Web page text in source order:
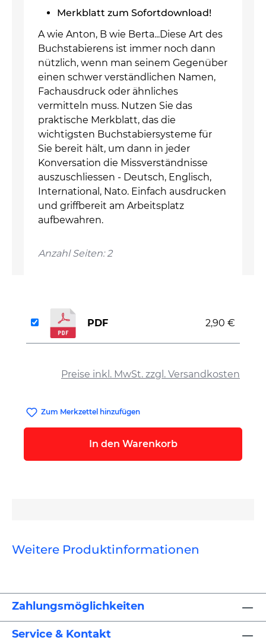
Merkblatt zum Sofortdownload!
A wie Anton, B wie Berta...Diese Art des
Buchstabierens ist immer noch dann
nützlich, wenn man seinem Gegenüber
einen schwer verständlichen Namen,
Fachausdruck oder ähnliches
vermitteln muss. Nutzen Sie das
praktische Merkblatt, das die
wichtigsten Buchstabiersysteme für
Sie bereit hält, um dann in jeder
Konversation die Missverständnisse
auszuschliessen - Deutsch, Englisch,
International, Nato. Einfach ausdrucken
und griffbereit am Arbeitsplatz
aufbewahren.
Anzahl Seiten: 2
Preise inkl. MwSt. zzgl. Versandkosten
PDF 2,90 €
Zum Merkzettel hinzufügen
In den Warenkorb
Weitere Produktinformationen
Zahlungsmöglichkeiten
Service & Kontakt